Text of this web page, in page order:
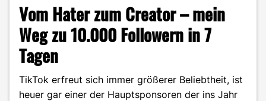
Vom Hater zum Creator – mein
Weg zu 10.000 Followern in 7
Tagen
TikTok erfreut sich immer größerer Beliebtheit, ist
heuer gar einer der Hauptsponsoren der ins Jahr